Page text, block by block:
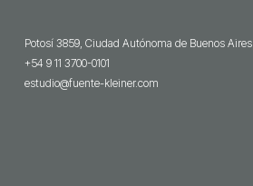
Potosí 3859, Ciudad Autónoma de Buenos Aires
+54 9 11 3700-0101
estudio@fuente-kleiner.com